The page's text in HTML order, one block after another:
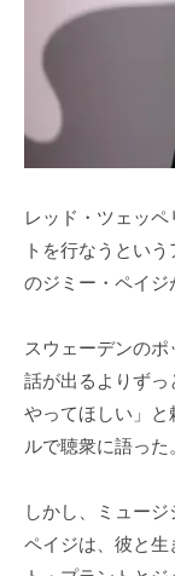
レッド・ツェッ
トを行なうとい
のジミー・ペイジ
スウェーデンの
話が出るよりず
やってほしい」
ルで聴衆に語った
しかし、ミュー
ペイジは、彼と生